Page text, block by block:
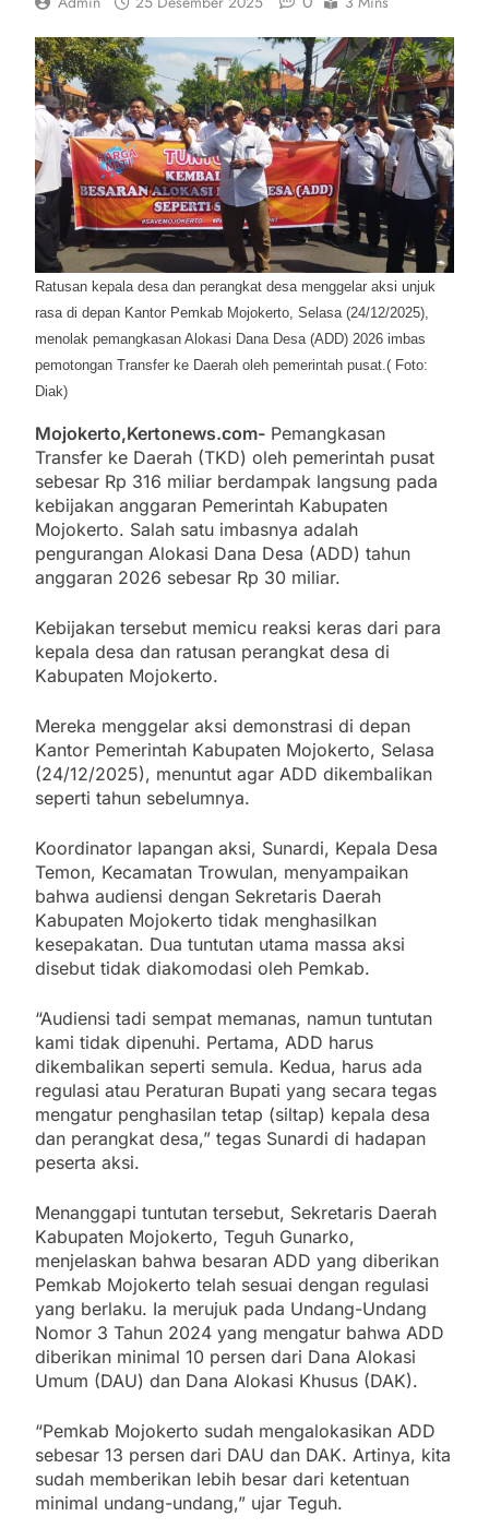
Kejari Kota Mojokerto Gelar Lelang Serentak,
Sembilan Kendaraan Bermotor Ditawarkan
29 Juli 2026
Tim Gabungan Satpol PP Kota Mojokerto Gelar
Rasia Rokok Ilegal
29 Juli 2026
Ratusan kepala desa dan perangkat desa menggelar aksi unjuk
rasa di depan Kantor Pemkab Mojokerto, Selasa (24/12/2025),
menolak pemangkasan Alokasi Dana Desa (ADD) 2026 imbas
pemotongan Transfer ke Daerah oleh pemerintah pusat.( Foto:
Diak)
Mojokerto,Kertonews.com- Pemangkasan
Transfer ke Daerah (TKD) oleh pemerintah pusat
sebesar Rp 316 miliar berdampak langsung pada
kebijakan anggaran Pemerintah Kabupaten
Mojokerto. Salah satu imbasnya adalah
pengurangan Alokasi Dana Desa (ADD) tahun
anggaran 2026 sebesar Rp 30 miliar.
Kebijakan tersebut memicu reaksi keras dari para
kepala desa dan ratusan perangkat desa di
Kabupaten Mojokerto.
Mereka menggelar aksi demonstrasi di depan
Kantor Pemerintah Kabupaten Mojokerto, Selasa
(24/12/2025), menuntut agar ADD dikembalikan
seperti tahun sebelumnya.
Koordinator lapangan aksi, Sunardi, Kepala Desa
Temon, Kecamatan Trowulan, menyampaikan
bahwa audiensi dengan Sekretaris Daerah
Kabupaten Mojokerto tidak menghasilkan
kesepakatan. Dua tuntutan utama massa aksi
disebut tidak diakomodasi oleh Pemkab.
“Audiensi tadi sempat memanas, namun tuntutan
kami tidak dipenuhi. Pertama, ADD harus
dikembalikan seperti semula. Kedua, harus ada
regulasi atau Peraturan Bupati yang secara tegas
mengatur penghasilan tetap (siltap) kepala desa
dan perangkat desa,” tegas Sunardi di hadapan
peserta aksi.
Menanggapi tuntutan tersebut, Sekretaris Daerah
Kabupaten Mojokerto, Teguh Gunarko,
menjelaskan bahwa besaran ADD yang diberikan
Pemkab Mojokerto telah sesuai dengan regulasi
yang berlaku. Ia merujuk pada Undang-Undang
Nomor 3 Tahun 2024 yang mengatur bahwa ADD
diberikan minimal 10 persen dari Dana Alokasi
Umum (DAU) dan Dana Alokasi Khusus (DAK).
“Pemkab Mojokerto sudah mengalokasikan ADD
sebesar 13 persen dari DAU dan DAK. Artinya, kita
sudah memberikan lebih besar dari ketentuan
minimal undang-undang,” ujar Teguh.